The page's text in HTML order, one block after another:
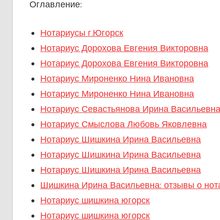
Оглавление:
Нотариусы г.Югорск
Нотариус Дорохова Евгения Викторовна
Нотариус Дорохова Евгения Викторовна
Нотариус Мироненко Нина Ивановна
Нотариус Мироненко Нина Ивановна
Нотариус Севастьянова Ирина Васильевна
Нотариус Смыслова Любовь Яковлевна
Нотариус Шишкина Ирина Васильевна
Нотариус Шишкина Ирина Васильевна
Нотариус Шишкина Ирина Васильевна
Шишкина Ирина Васильевна: отзывы о
Нотариус шишкина югорск
Нотариус шишкина югорск